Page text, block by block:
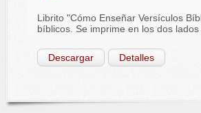
Librito "Cómo Enseñar Versículos
bíblicos. Se imprime en los dos
Descargar Detalles